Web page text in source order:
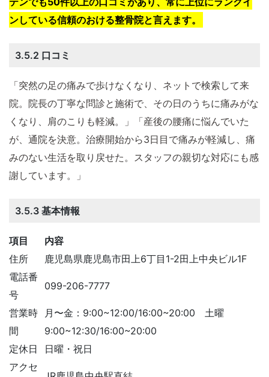
ンしている信頼のおける整骨院と言えます。
3.5.2 口コミ
「突然の足の痛みで歩けなくなり、ネットで検索して来
院。院長の丁寧な問診と施術で、その日のうちに痛みがな
くなり、肩のこりも軽減。」「産後の腰痛に悩んでいた
が、通院を決意。治療開始から3日目で痛みが軽減し、痛
みのない生活を取り戻せた。スタッフの親切な対応にも感
謝しています。」
3.5.3 基本情報
項目
内容
住所
鹿児島県鹿児島市田上6丁目1-2田上中央ビル1F
電話番
号
099-206-7777
営業時
間
月〜金：9:00~12:00/16:00~20:00 土曜
9:00~12:30/16:00~20:00
定休日
日曜・祝日
アクセ